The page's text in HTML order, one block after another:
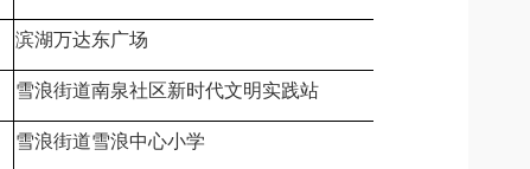
滨湖万达东广场
雪浪街道南泉社区新时代文明实践站
雪浪街道雪浪中心小学